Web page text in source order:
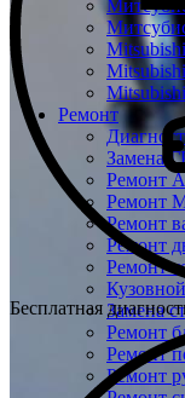
Ремонт
Замена
Ремонт
Ремонт
Ремонт
Ремонт
Ремонт
Замена
Ремонт
Ремонт
Ремонт
Бесплатная